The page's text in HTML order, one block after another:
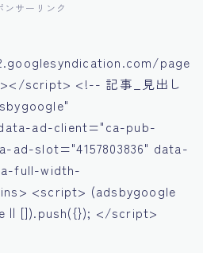
ンサーリンク
page
script> <!-- 記事_見出し
ad-client="ca-pub-
ad-slot="4157803836" data-
full-width-
<script> (adsbygoogle
|| []).push({}); </script>